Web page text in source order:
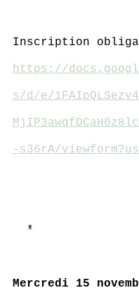
Inscription
https://
s/d/e/
-s36rA/
  *
Mercredi 15